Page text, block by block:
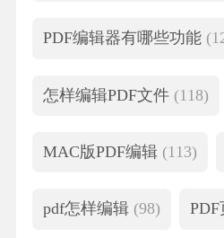
PDF编辑器有哪些功能
怎样编辑PDF文件 (118)
MAC版PDF编辑 (113)
pdf怎样编辑 (98)